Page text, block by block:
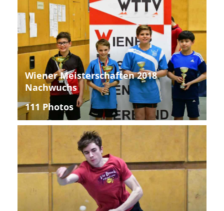
Wiener Meisterschaften 2018
Nachwuchs
111 Photos